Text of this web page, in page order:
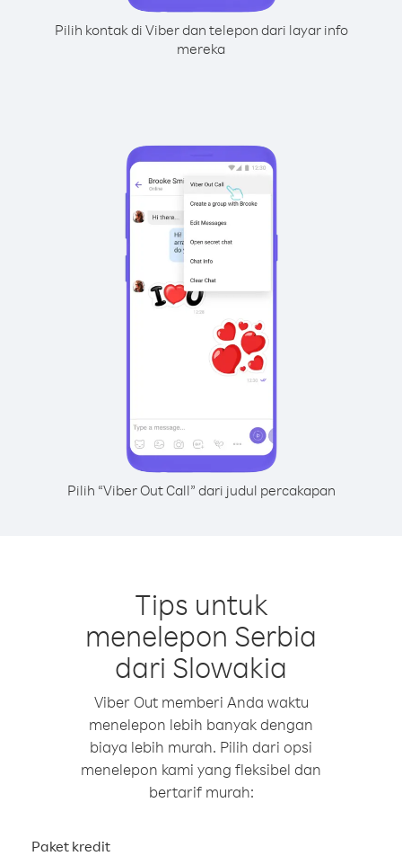
Pilih kontak di Viber dan telepon dari layar info
mereka
Pilih “Viber Out Call” dari judul percakapan
Tips untuk
menelepon Serbia
dari Slowakia
Viber Out memberi Anda waktu
menelepon lebih banyak dengan
biaya lebih murah. Pilih dari opsi
menelepon kami yang fleksibel dan
bertarif murah:
Paket kredit